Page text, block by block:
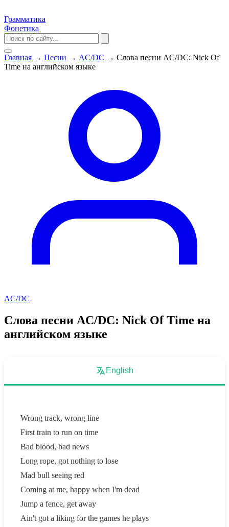
Грамматика
Фонетика
Главная → Песни → AC/DC → Слова песни AC/DC: Nick Of
Time на английском языке
AC/DC
Слова песни AC/DC: Nick Of Time на
английском языке
English
Wrong track, wrong line
First train to run on time
Bad blood, bad news
Long rope, got nothing to lose
Mad bull seeing red
Coming at me, happy when I'm dead
Jump a fence, get away
Ain't got a liking for the games he plays